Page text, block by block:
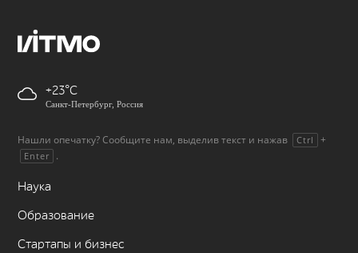
+23
Санкт-Петербург, Россия
Нашли опечатку? Сообщите нам, выделив текст и нажав Ctrl +
Enter .
Наука
Образование
Стартапы и бизнес